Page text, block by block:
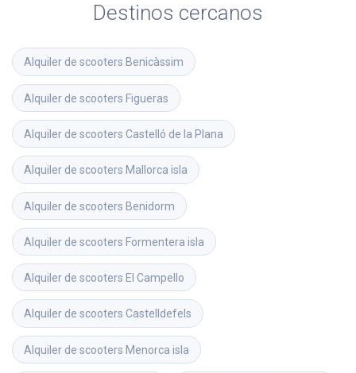
Destinos cercanos
Alquiler de scooters Benicàssim
Alquiler de scooters Figueras
Alquiler de scooters Castelló de la Plana
Alquiler de scooters Mallorca isla
Alquiler de scooters Benidorm
Alquiler de scooters Formentera isla
Alquiler de scooters El Campello
Alquiler de scooters Castelldefels
Alquiler de scooters Menorca isla